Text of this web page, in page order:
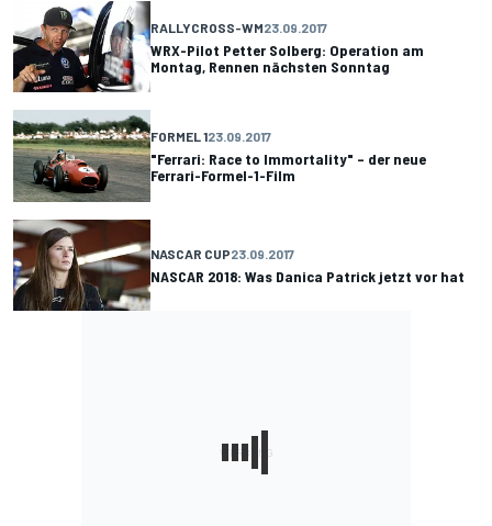
RALLYCROSS-WM23.09.2017
WRX-Pilot Petter Solberg: Operation am
Montag, Rennen nächsten Sonntag
FORMEL 123.09.2017
"Ferrari: Race to Immortality" – der neue
Ferrari-Formel-1-Film
NASCAR CUP23.09.2017
NASCAR 2018: Was Danica Patrick jetzt vor hat